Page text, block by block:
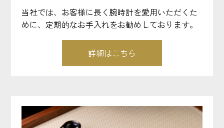
当社では、お客様に長く腕時計を愛用いただくた
めに、定期的なお手入れをお勧めしております。
詳細はこちら